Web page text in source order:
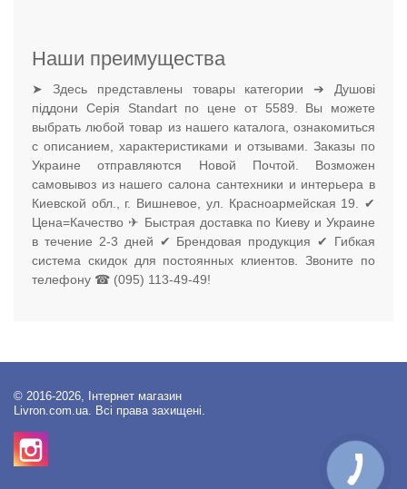
Наши преимущества
➤ Здесь представлены товары категории ➔ Душові
піддони Серія Standart по цене от 5589. Вы можете
выбрать любой товар из нашего каталога, ознакомиться
с описанием, характеристиками и отзывами. Заказы по
Украине отправляются Новой Почтой. Возможен
самовывоз из нашего салона сантехники и интерьера в
Киевской обл., г. Вишневое, ул. Красноармейская 19. ✔
Цена=Качество ✈ Быстрая доставка по Киеву и Украине
в течение 2-3 дней ✔ Брендовая продукция ✔ Гибкая
система скидок для постоянных клиентов. Звоните по
телефону ☎ (095) 113-49-49!
© 2016-2026, Інтернет магазин
Livron.com.ua. Всі права захищені.